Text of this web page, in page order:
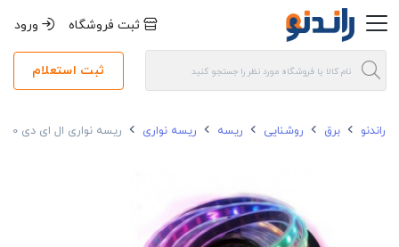
ثبت فروشگاه ورود
ثبت استعلام
راندنو برق روشنایی ریسه ریسه نواری ریسه نواری ال ای دی LED 10 وات سان لوکس رنگی